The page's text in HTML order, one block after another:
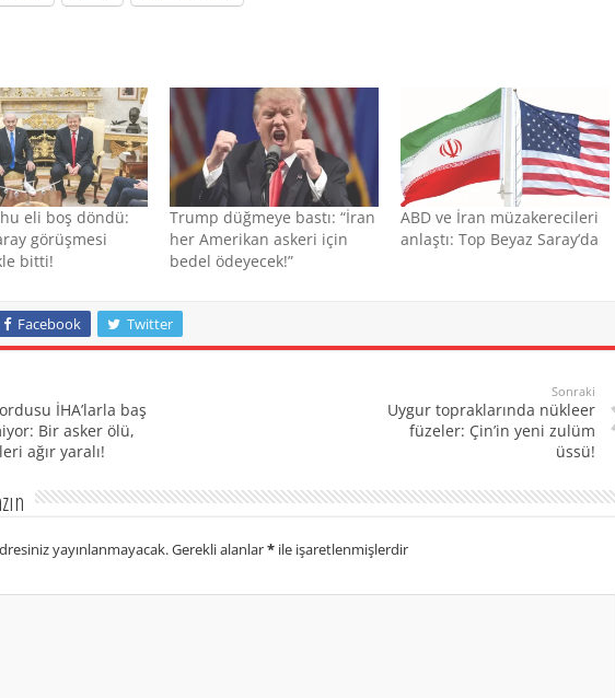
eli boş döndü:
görüşmesi
bitti!
Trump düğmeye bastı: “İran
her Amerikan askeri için
bedel ödeyecek!”
ABD ve İran müzakerecileri
anlaştı: Top Beyaz Saray’da
Facebook Twitter
İHA’larla baş
Bir asker ölü,
ağır yaralı!
Sonraki
Uygur topraklarında nükleer
füzeler: Çin’in yeni zulüm
üssü!
yayınlanmayacak.Gerekli alanlar*ile işaretlenmişlerdir